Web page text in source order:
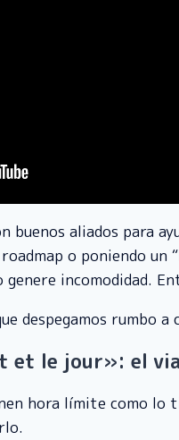
buenos aliados para
o poniendo un
incomodidad.
despegamos rumbo
et le jour»: el
hora límite como lo